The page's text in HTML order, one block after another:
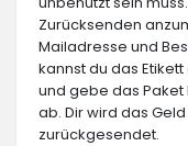
Zurücksenden
Mailadresse und
kannst du das
und gebe das
ab. Dir wird das
zurückgesendet.